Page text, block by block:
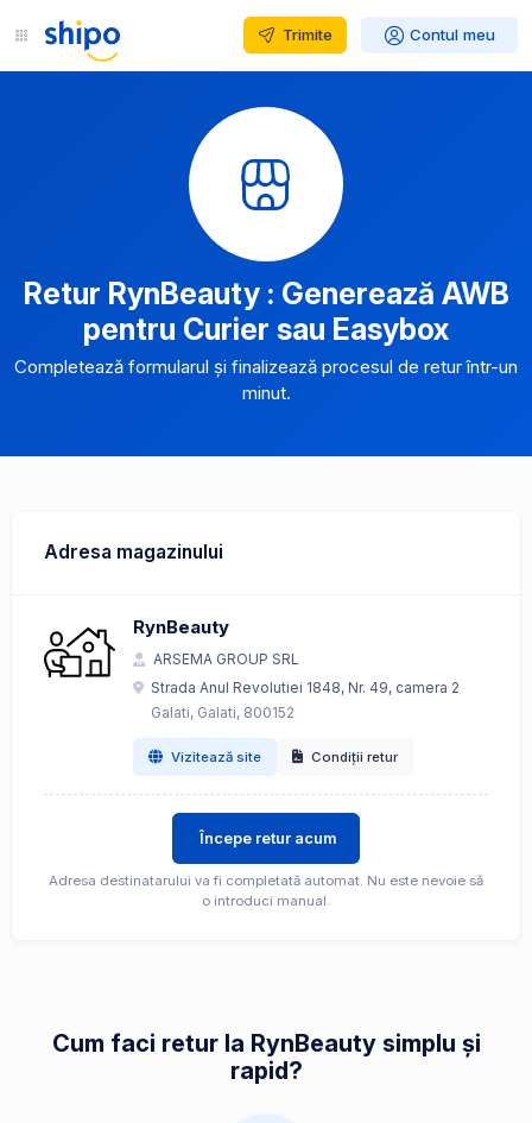
Trimite Contul meu
Retur RynBeauty : Generează AWB
pentru Curier sau Easybox
Completează formularul și finalizează procesul de retur într-un
minut.
Adresa magazinului
RynBeauty
ARSEMA GROUP SRL
Strada Anul Revolutiei 1848, Nr. 49, camera 2
Galati, Galati, 800152
Vizitează site Condiții retur
Începe retur acum
Adresa destinatarului va fi completată automat. Nu este nevoie să
o introduci manual.
Cum faci retur la RynBeauty simplu și
rapid?